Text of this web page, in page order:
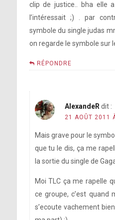
clip de justice.. bha elle
l’intéressait ;) . par
symbole du single judas
on regarde le symbole sur
RÉPONDRE
AlexandeR dit :
21 AOÛT 2011
Mais grave pour le
que tu le dis, ça me
la sortie du single de
Moi TLC ça me rapelle
ce groupe, c’est quand
s’ecoute vachement